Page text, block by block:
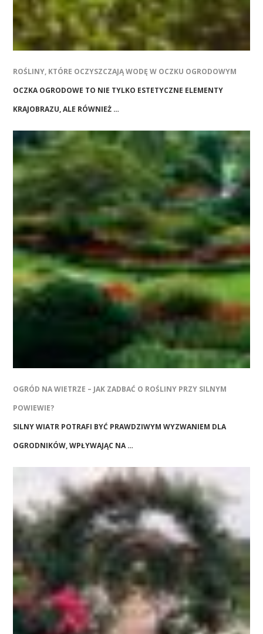
ROŚLINY, KTÓRE OCZYSZCZAJĄ WODĘ W OCZKU OGRODOWYM
OCZKA OGRODOWE TO NIE TYLKO ESTETYCZNE ELEMENTY
KRAJOBRAZU, ALE RÓWNIEŻ …
OGRÓD NA WIETRZE – JAK ZADBAĆ O ROŚLINY PRZY SILNYM
POWIEWIE?
SILNY WIATR POTRAFI BYĆ PRAWDZIWYM WYZWANIEM DLA
OGRODNIKÓW, WPŁYWAJĄC NA …